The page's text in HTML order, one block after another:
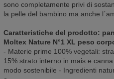
sono completamente privi di
la pelle del bambino ma anche
Caratteristiche del prodotto:
Moltex Nature N°1 XL peso
- Materie prime 100% vegetali:
15% strato interno in mais e
modo sostenibile - Ingredienti